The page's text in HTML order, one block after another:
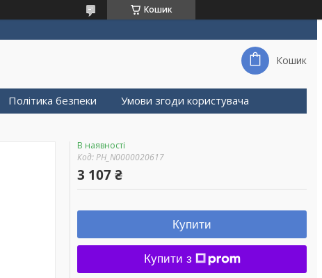
Кошик
Кошик
Політика безпеки Умови згоди користувача
В наявності
Код:PH_N0000020617
3 107 ₴
Купити
Купити з